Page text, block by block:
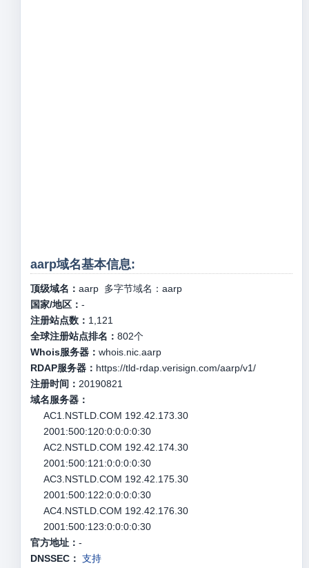
aarp域名基本信息:
顶级域名： aarp多字节域名： aarp
国家/地区： -
注册站点数： 1,121
全球注册站点排名： 802个
Whois服务器： whois.nic.aarp
RDAP服务器： https://tld-rdap.verisign.com/aarp/v1/
注册时间： 20190821
域名服务器：
AC1.NSTLD.COM 192.42.173.30
2001:500:120:0:0:0:0:30
AC2.NSTLD.COM 192.42.174.30
2001:500:121:0:0:0:0:30
AC3.NSTLD.COM 192.42.175.30
2001:500:122:0:0:0:0:30
AC4.NSTLD.COM 192.42.176.30
2001:500:123:0:0:0:0:30
官方地址： -
DNSSEC： 支持